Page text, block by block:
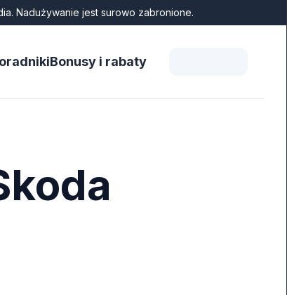
Nadużywanie jest surowo zabronione.
Bonusy i rabaty